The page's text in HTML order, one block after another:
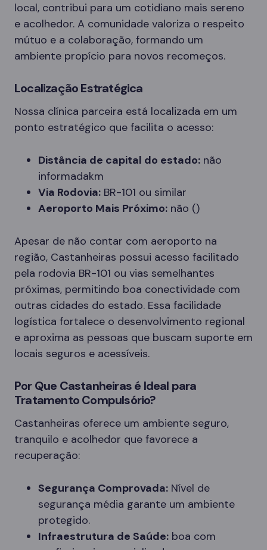
local, contribui para um cotidiano mais sereno
e acolhedor. A comunidade valoriza o respeito
mútuo e a colaboração, formando um
ambiente propício para novos recomeços.
Localização Estratégica
Nossa clínica parceira está localizada em um
ponto estratégico que facilita o acesso:
Distância de capital do estado: não
informadakm
Via Rodovia: BR-101 ou similar
Aeroporto Mais Próximo: não ()
Apesar de não contar com aeroporto na
região, Castanheiras possui acesso facilitado
pela rodovia BR-101 ou vias semelhantes
próximas, permitindo boa conectividade com
outras cidades do estado. Essa facilidade
logística fortalece o desenvolvimento regional
e aproxima as pessoas que buscam suporte em
locais seguros e acessíveis.
Por Que Castanheiras é Ideal para
Tratamento Compulsório?
Castanheiras oferece um ambiente seguro,
tranquilo e acolhedor que favorece a
recuperação:
Segurança Comprovada: Nível de
segurança média garante um ambiente
protegido.
Infraestrutura de Saúde: boa com